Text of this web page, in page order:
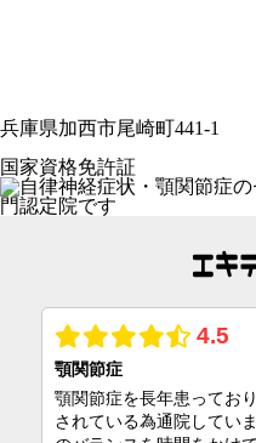
兵庫県加西市尾崎町441-1
国家資格免許証